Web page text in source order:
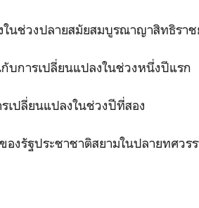
นช่วงปลายสมัยสมบูรณาญาสิทธิราช
การเปลี่ยนแปลงในช่วงหนึ่งปีแรก
ปลี่ยนแปลงในช่วงปีที่สอง
รัฐประชาชาติสยามในปลายทศวร